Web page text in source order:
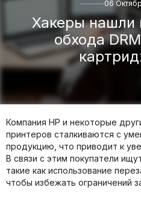
06
Хакеры нашли
обхода
Компания HP и некоторые
принтеров сталкиваются с
продукцию, что приводит к
В связи с этим покупатели
такие как использование
чтобы избежать ограничений